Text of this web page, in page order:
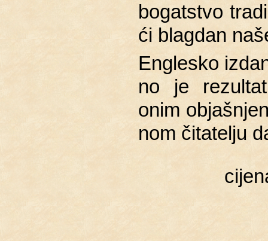
bo­gat­stvo
ći blag­dan
En­gle­sko
no je
onim
nom či­ta­te­lju